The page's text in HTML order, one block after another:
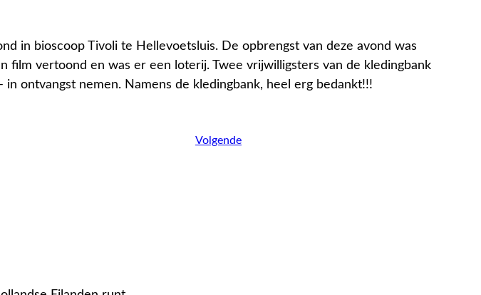
in bioscoop Tivoli te Hellevoetsluis. De opbrengst van deze avond was
film vertoond en was er een loterij. Twee vrijwilligsters van de kledingbank
ontvangst nemen. Namens de kledingbank, heel erg bedankt!!!
Volgende